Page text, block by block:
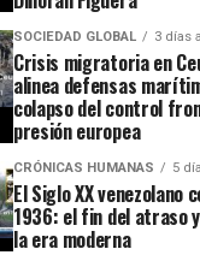
SOCIEDAD GLOBAL 3 días
Crisis migratoria en
alinea defensas
colapso del control
presión europea
CRÓNICAS HUMANAS 5
El Siglo XX venezolano
1936: el fin del atraso
la era moderna